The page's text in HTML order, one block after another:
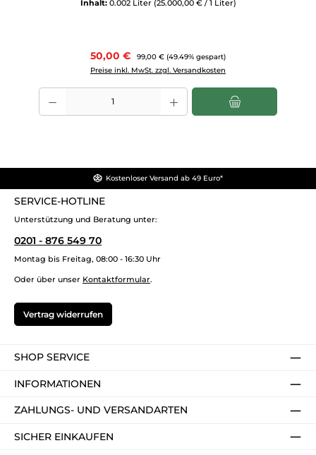
Inhalt: 0.002 Liter (25.000,00 € / 1 Liter)
Verkaufspreis:
50,00 € Regulärer Preis:
99,00 € (49.49% gespart)
Preise inkl. MwSt. zzgl. Versandkosten
Produkt Anzahl: Gib den gewünschten Wert ein oder benutze die
Kostenloser Versand ab 49 Euro*
SERVICE-HOTLINE
Unterstützung und Beratung unter:
0201 - 876 549 70
Montag bis Freitag, 08:00 - 16:30 Uhr
Oder über unser Kontaktformular.
Vertrag widerrufen
SHOP SERVICE
INFORMATIONEN
ZAHLUNGS- UND VERSANDARTEN
SICHER EINKAUFEN